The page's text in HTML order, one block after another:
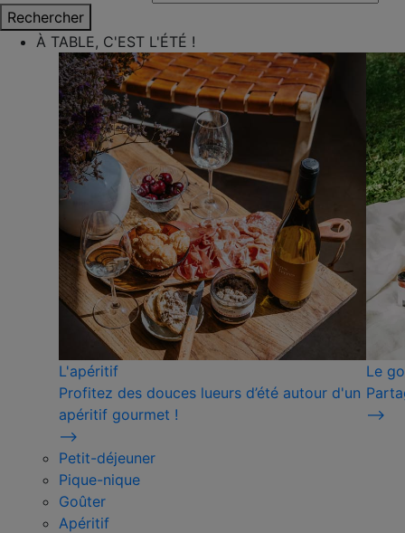
Rechercher
À TABLE, C'EST L'ÉTÉ !
L'apéritif
Profitez des douces lueurs d’été autour d'un
apéritif gourmet !
⟶
Le
⟶
Petit-déjeuner
Pique-nique
Goûter
Apéritif